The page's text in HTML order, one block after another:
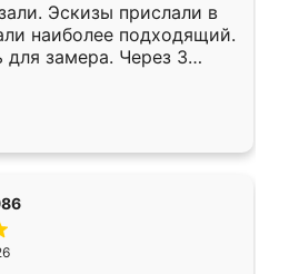
Эскизы прислали в
наиболее подходящий.
для замера. Через 3
уже готова. Остались
Спасибо Ренессанс
работу!